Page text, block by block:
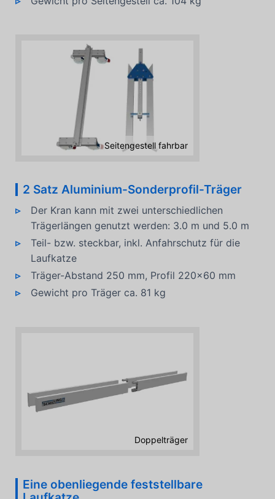
Seitengestell fahrbar
2 Satz Aluminium-Sonderprofil-Träger
Der Kran kann mit zwei unterschiedlichen
Trägerlängen genutzt werden: 3.0 m und 5.0 m
Teil- bzw. steckbar, inkl. Anfahrschutz für die
Laufkatze
Träger-Abstand 250 mm, Profil 220x60 mm
Gewicht pro Träger ca. 81 kg
Doppelträger
Eine obenliegende feststellbare